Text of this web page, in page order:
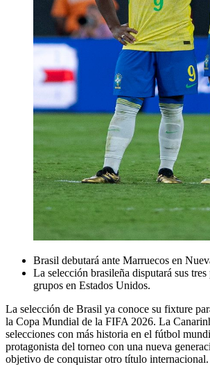
Brasil debutará ante Marruecos en
La selección brasileña disputará sus
grupos en Estados Unidos.
La selección de Brasil ya conoce su fixture
la Copa Mundial de la FIFA 2026. La
selecciones con más historia en el fútbol
protagonista del torneo con una nueva
objetivo de conquistar otro título internacional.